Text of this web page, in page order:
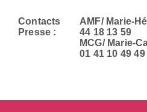
Contacts
Presse :
AMF/ Marie-
44 18 13 59
MCG/ Marie-
01 41 10 49 49